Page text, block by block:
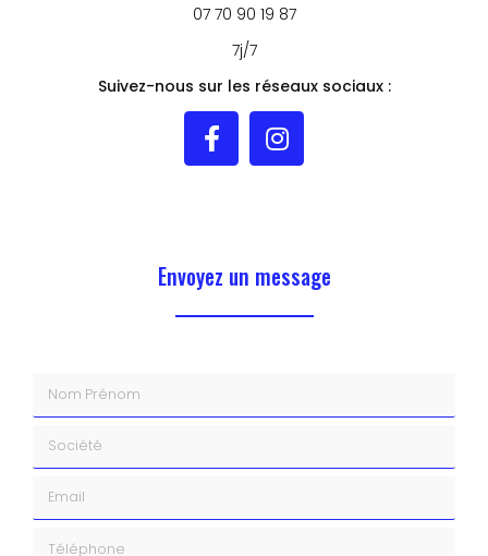
07 70 90 19 87
7j/7
Suivez-nous sur les réseaux sociaux :
Envoyez un message